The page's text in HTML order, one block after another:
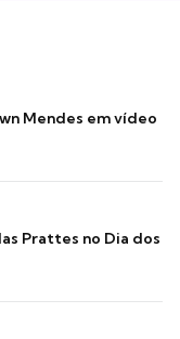
Mendes em vídeo
Prattes no Dia dos